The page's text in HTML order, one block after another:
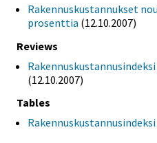
Rakennuskustannukset
prosenttia (12.10.2007)
Reviews
Rakennuskustannusindeksi
(12.10.2007)
Tables
Rakennuskustannusindeksi